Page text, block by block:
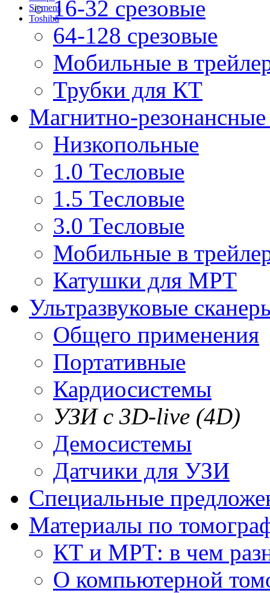
Siemens
Toshiba16-32 срезовые
64-128 срезовые
Мобильные в
Трубки для КТ
Магнитно-
Низкопольные
1.0 Тесловые
1.5 Тесловые
3.0 Тесловые
Мобильные в
Катушки для МРТ
Ультразвуковые
Общего применения
Портативные
Кардиосистемы
УЗИ с 3D-live (4D)
Демосистемы
Датчики для УЗИ
Cпециальные
Материалы по
КТ и МРТ: в чем
О компьютерной